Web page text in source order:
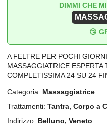
DIMMI CHE
😘
A FELTRE PER POCHI
MASSAGGIATRICE
COMPLETISSIMA 24 SU 24
Categoria: Massaggiatrice
Trattamenti: Tantra, Corpo a
Indirizzo: Belluno, Veneto